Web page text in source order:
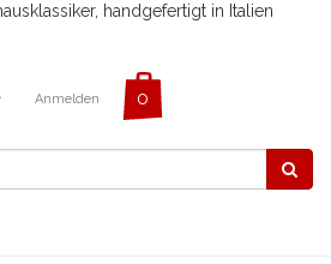
handgefertigt in Italien
Anmelden